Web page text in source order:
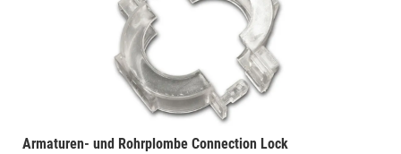
Armaturen- und Rohrplombe Connection Lock